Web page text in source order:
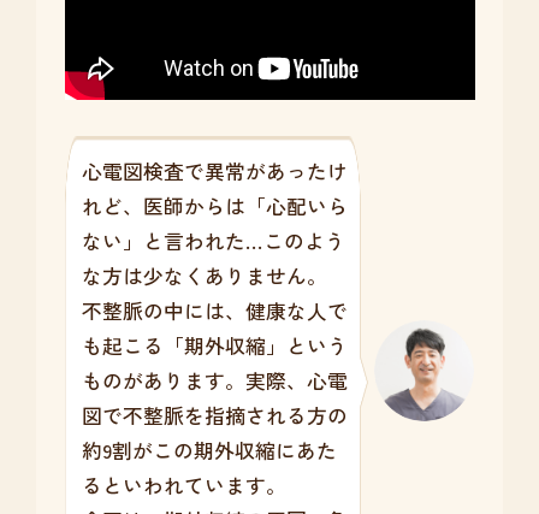
心電図検査で異常があったけ
れど、医師からは「心配いら
ない」と言われた…このよう
な方は少なくありません。
不整脈の中には、健康な人で
も起こる「期外収縮」という
ものがあります。実際、心電
図で不整脈を指摘される方の
約9割がこの期外収縮にあた
るといわれています。